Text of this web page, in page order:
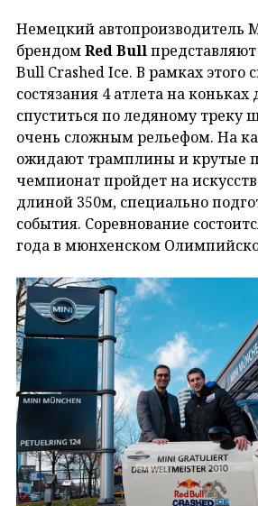
Немецкий автопроизводитель
брендомRed Bull
Bull Crashed Ice. В рамках этого
состязания 4 атлета на
спуститься по ледяному треку
очень сложным рельефом. На
ожидают трамплины и крутые
чемпионат пройдет на
длиной 350м, специально
события. Соревнование
года в мюнхенском